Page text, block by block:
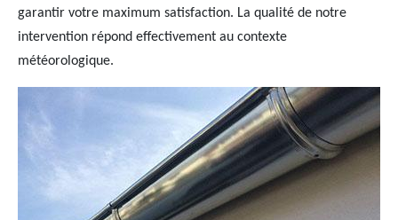
garantir votre maximum satisfaction. La qualité de notre
intervention répond effectivement au contexte
météorologique.